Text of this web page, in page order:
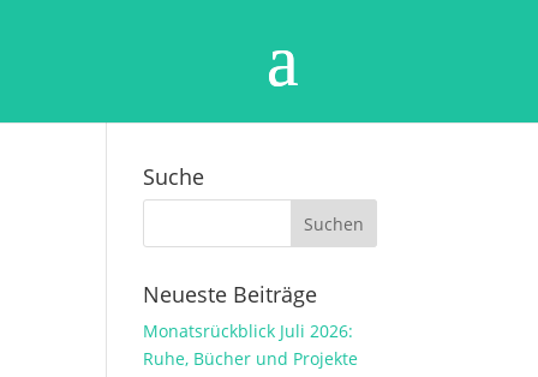
Suche
Neueste Beiträge
Monatsrückblick Juli 2026:
Ruhe, Bücher und Projekte